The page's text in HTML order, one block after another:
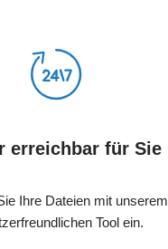
erreichbar für Sie
Ihre Dateien mit unserem
Tool ein.